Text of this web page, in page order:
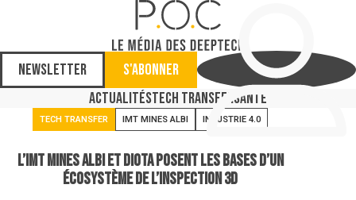
Newsletter
S'abonner
ActualitésTech TransferSanté
TECH TRANSFER IMT MINES ALBI INDUSTRIE 4.0
L’IMT Mines Albi et Diota posent les bases d’un
écosystème de l’inspection 3D